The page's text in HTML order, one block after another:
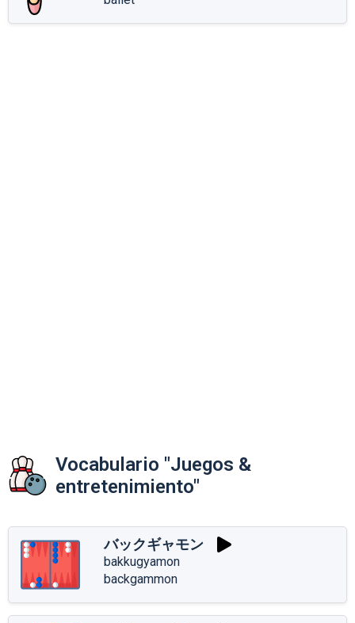
Vocabulario "Juegos &
entretenimiento"
バックギャモン
bakkugyamon
backgammon